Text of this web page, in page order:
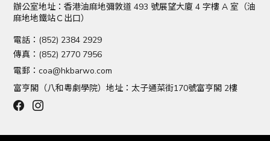
辦公室地址：香港油麻地彌敦道 493 號展望大廈 4 字樓 A 室（油
麻地地鐵站Ｃ出口）
電話：(852) 2384 2929
傳真：(852) 2770 7956
電郵： coa@hkbarwo.com
富亨閣（八和粵劇學院）地址：太子通菜街170號富亨閣 2樓